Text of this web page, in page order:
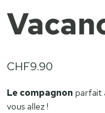
CHF9.90
Le compagnon parfait
vous allez !